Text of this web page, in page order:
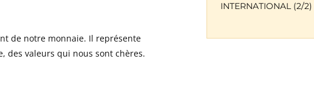
de notre monnaie. Il représente
des valeurs qui nous sont chères.
INTERNATIONAL (2/2)